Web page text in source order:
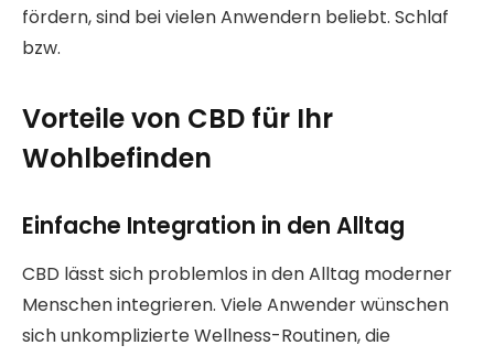
fördern, sind bei vielen Anwendern beliebt. Schlaf
bzw.
Vorteile von CBD für Ihr
Wohlbefinden
Einfache Integration in den Alltag
CBD lässt sich problemlos in den Alltag moderner
Menschen integrieren. Viele Anwender wünschen
sich unkomplizierte Wellness-Routinen, die